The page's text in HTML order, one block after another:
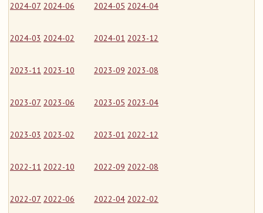
2024-07 2024-06 2024-05 2024-04
2024-03 2024-02 2024-01 2023-12
2023-11 2023-10 2023-09 2023-08
2023-07 2023-06 2023-05 2023-04
2023-03 2023-02 2023-01 2022-12
2022-11 2022-10 2022-09 2022-08
2022-07 2022-06 2022-04 2022-02